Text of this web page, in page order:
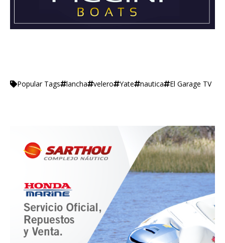
Popular Tags lancha velero Yate nautica El Garage TV